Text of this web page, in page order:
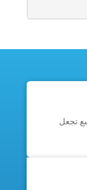
تجعل